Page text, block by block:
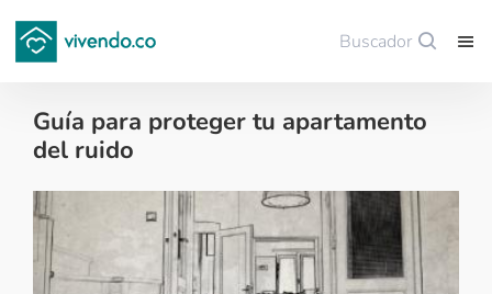
Buscador
Guía para proteger tu apartamento
del ruido
Decoración - 2018-04-28
Guardar